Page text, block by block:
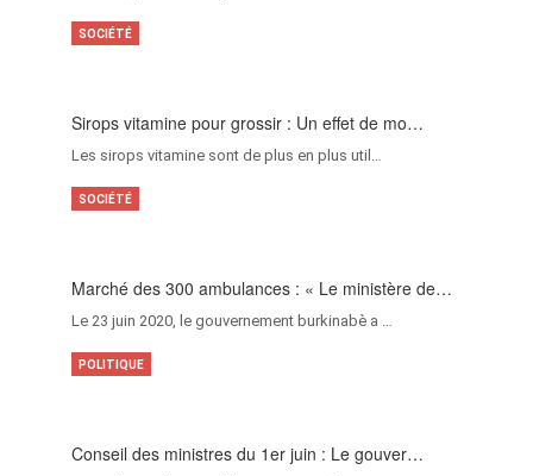
Sirops vitamine pour grossir : Un effet de mo…
Les sirops vitamine sont de plus en plus util…
SOCIÉTÉ
Marché des 300 ambulances : « Le ministère de…
Le 23 juin 2020, le gouvernement burkinabè a …
SOCIÉTÉ
Conseil des ministres du 1er juin : Le gouver…
POLITIQUE